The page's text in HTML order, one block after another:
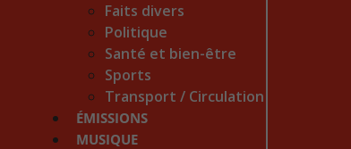
Faits divers
Politique
Santé et bien-être
Sports
Transport / Circulation
ÉMISSIONS
MUSIQUE